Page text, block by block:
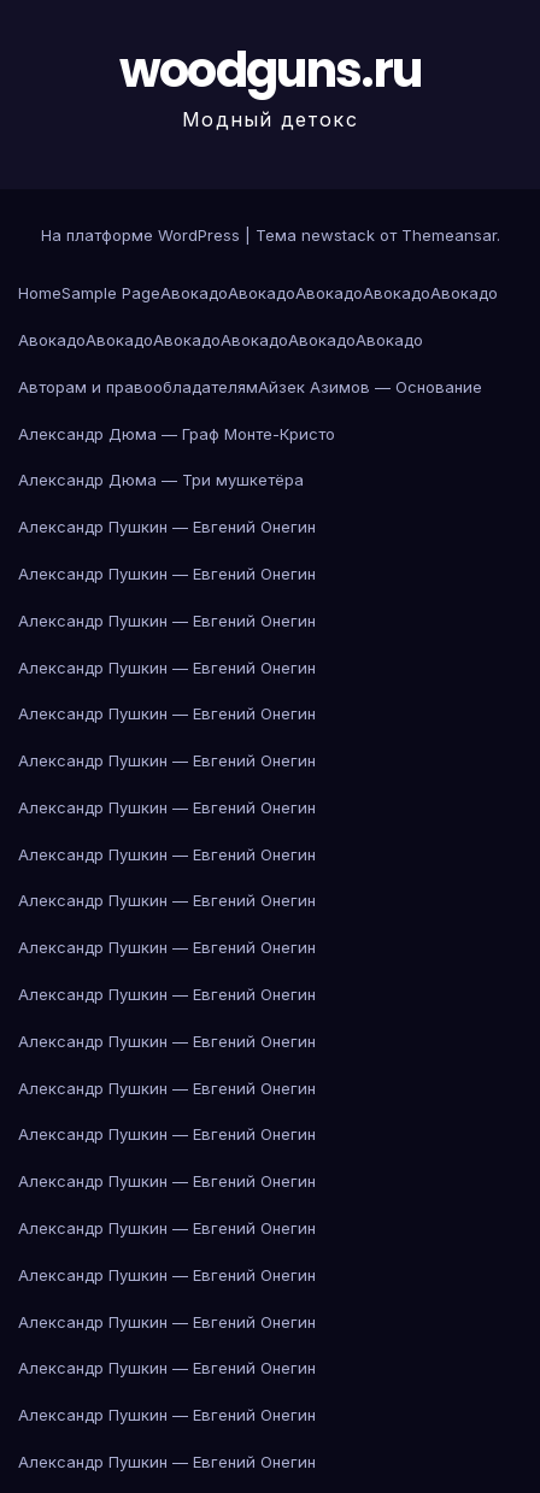
woodguns.ru
Модный детокс
На платформе WordPress Тема newstack от Themeansar.
HomeSample PageАвокадоАвокадоАвокадоАвокадоАвокадо
АвокадоАвокадоАвокадоАвокадоАвокадоАвокадо
Авторам и правообладателямАйзек Азимов — Основание
Александр Дюма — Граф Монте-Кристо
Александр Дюма — Три мушкетёра
Александр Пушкин — Евгений Онегин
Александр Пушкин — Евгений Онегин
Александр Пушкин — Евгений Онегин
Александр Пушкин — Евгений Онегин
Александр Пушкин — Евгений Онегин
Александр Пушкин — Евгений Онегин
Александр Пушкин — Евгений Онегин
Александр Пушкин — Евгений Онегин
Александр Пушкин — Евгений Онегин
Александр Пушкин — Евгений Онегин
Александр Пушкин — Евгений Онегин
Александр Пушкин — Евгений Онегин
Александр Пушкин — Евгений Онегин
Александр Пушкин — Евгений Онегин
Александр Пушкин — Евгений Онегин
Александр Пушкин — Евгений Онегин
Александр Пушкин — Евгений Онегин
Александр Пушкин — Евгений Онегин
Александр Пушкин — Евгений Онегин
Александр Пушкин — Евгений Онегин
Александр Пушкин — Евгений Онегин